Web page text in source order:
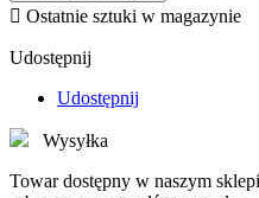
 Ostatnie sztuki w magazynie
Udostępnij
Udostępnij
Wysyłka
Towar dostępny w naszym